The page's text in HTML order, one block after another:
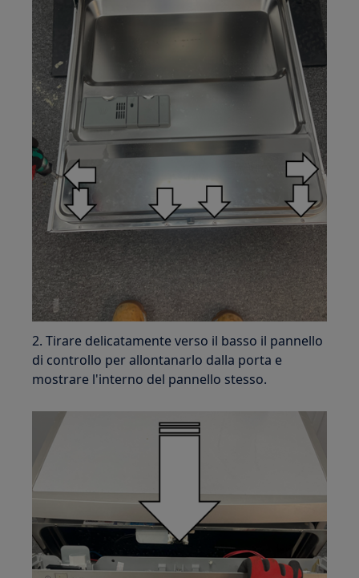
2. Tirare delicatamente verso il basso il pannello
di controllo per allontanarlo dalla porta e
mostrare l'interno del pannello stesso.